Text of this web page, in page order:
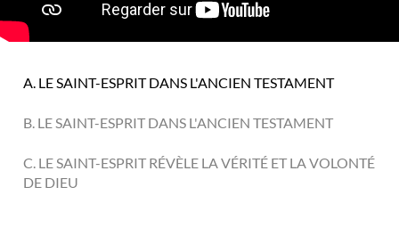
A. LE SAINT-ESPRIT DANS L'ANCIEN TESTAMENT
B. LE SAINT-ESPRIT DANS L'ANCIEN TESTAMENT
C. LE SAINT-ESPRIT RÉVÈLE LA VÉRITÉ ET LA VOLONTÉ
DE DIEU